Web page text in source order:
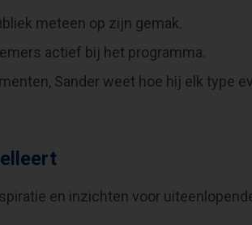
meteen op zijn gemak.
actief bij het programma.
Sander weet hoe hij elk type
en inzichten voor